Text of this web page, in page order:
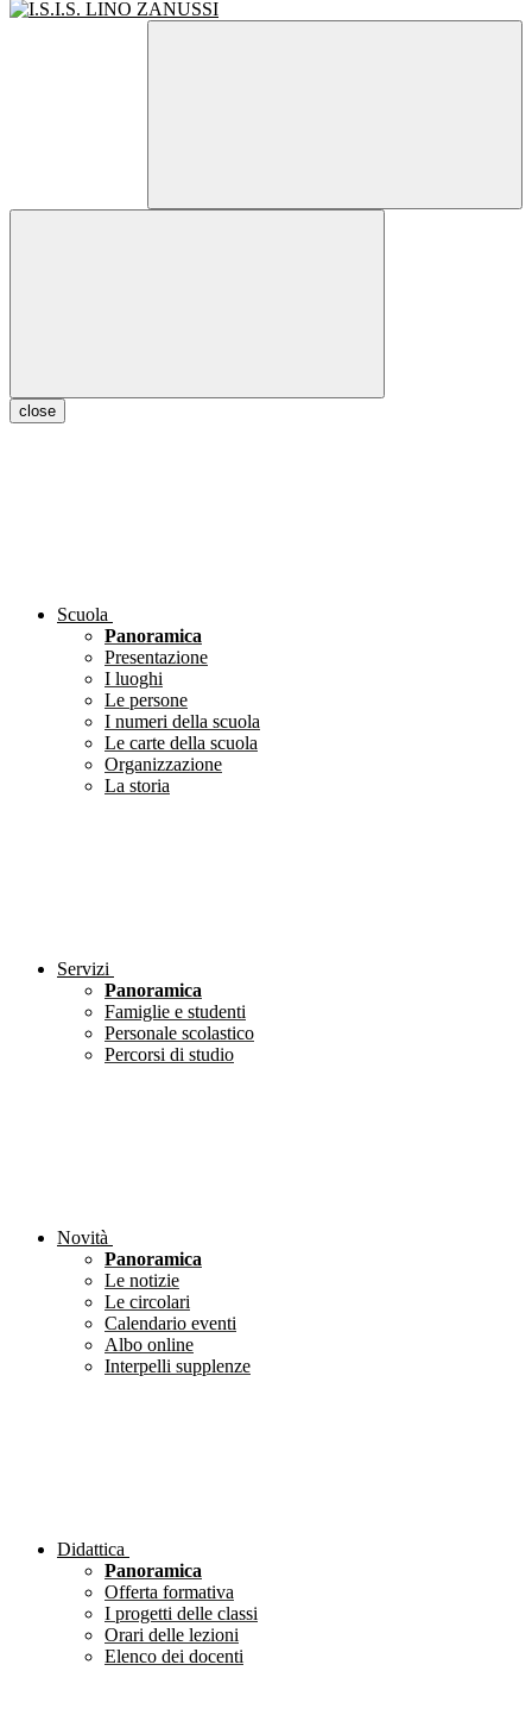
close
Scuola
Panoramica
Presentazione
I luoghi
Le persone
I numeri della scuola
Le carte della scuola
Organizzazione
La storia
Servizi
Panoramica
Famiglie e studenti
Personale scolastico
Percorsi di studio
Novità
Panoramica
Le notizie
Le circolari
Calendario eventi
Albo online
Interpelli supplenze
Didattica
Panoramica
Offerta formativa
I progetti delle classi
Orari delle lezioni
Elenco dei docenti